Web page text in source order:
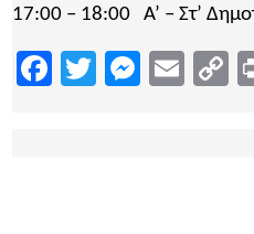
17:00 – 18:00 Α’ – Στ’
Facebook
Twitter